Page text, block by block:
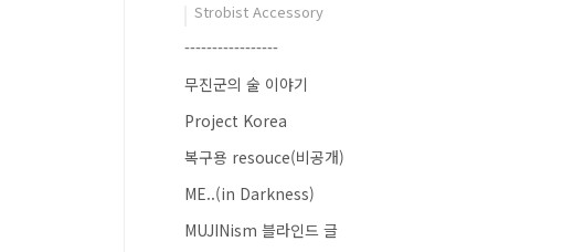
Strobist Accessory
-----------------
무진군의 술 이야기
Project Korea
복구용 resouce(비공개)
ME..(in Darkness)
MUJINism 블라인드 글